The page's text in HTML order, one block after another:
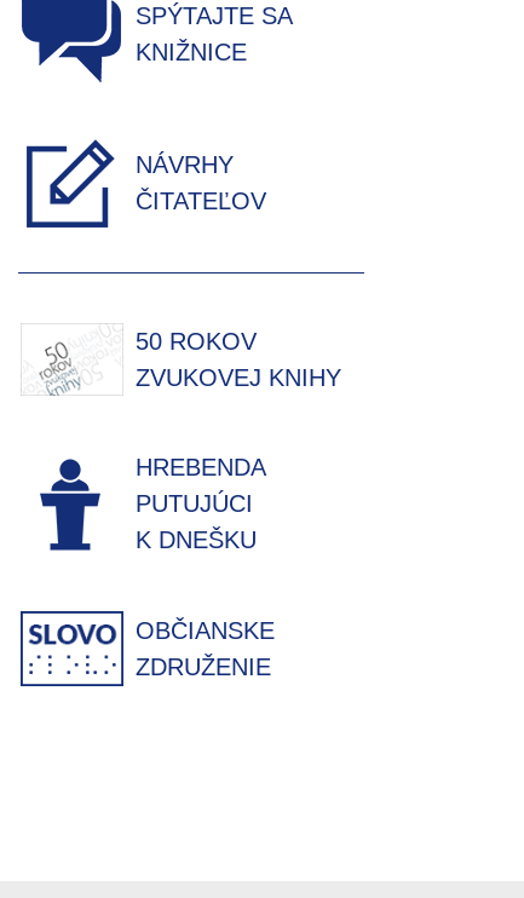
SPÝTAJTE SA
KNIŽNICE
NÁVRHY
ČITATEĽOV
50 ROKOV
ZVUKOVEJ KNIHY
HREBENDA
PUTUJÚCI
K DNEŠKU
OBČIANSKE
ZDRUŽENIE